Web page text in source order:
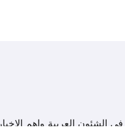
الشئون العربية واهم الاخبار